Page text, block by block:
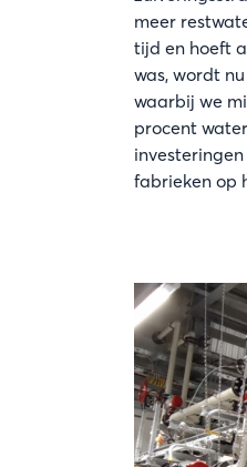
meer
tijd en hoeft
was, wordt
waarbij we
procent
fabrieken op
Afbeelding